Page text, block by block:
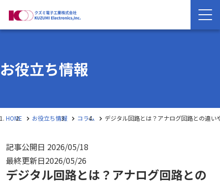
お役立ち情報
HOME お役立ち情報 コラム デジタル回路とは？アナログ回路との違
記事公開日 2026/05/18
最終更新日2026/05/26
デジタル回路とは？アナログ回路との